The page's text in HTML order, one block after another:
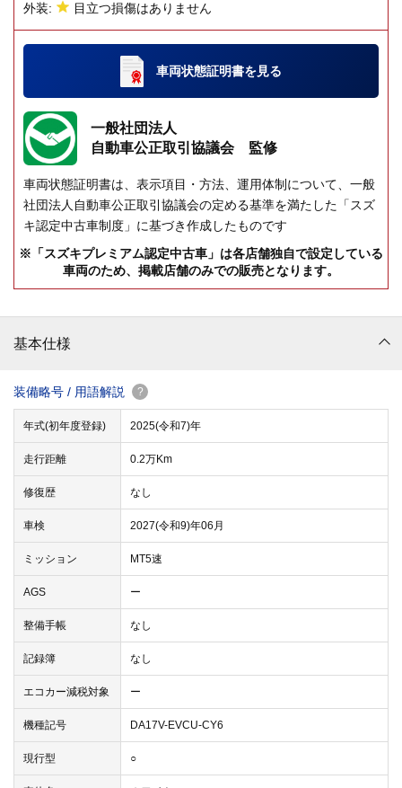
外装:
目立つ損傷はありません
車両状態証明書を見る
一般社団法人
自動車公正取引協議会 監修
車両状態証明書は、表示項目・方法、運用体制について、一般
社団法人自動車公正取引協議会の定める基準を満たした「スズ
キ認定中古車制度」に基づき作成したものです
※「スズキプレミアム認定中古車」は各店舗独自で設定している
車両のため、掲載店舗のみでの販売となります。
基本仕様
装備略号 / 用語解説 ?
年式(初年度登録) 2025(令和7)年
走行距離 0.2万Km
修復歴 なし
車検 2027(令和9)年06月
ミッション MT5速
AGS ー
整備手帳 なし
記録簿 なし
エコカー減税対象 ー
機種記号 DA17V-EVCU-CY6
現行型 ○